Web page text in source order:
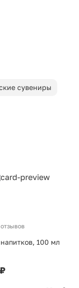
сувениры
100 мл